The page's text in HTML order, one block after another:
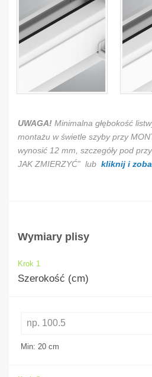
UWAGA! Minimalna głębokość
montażu w świetle szyby przy
wynosić 12 mm, szczegóły pod
JAK ZMIERZYĆ” lub kliknij i
Wymiary plisy
Krok 1
Szerokość (cm)
Min: 20 cm